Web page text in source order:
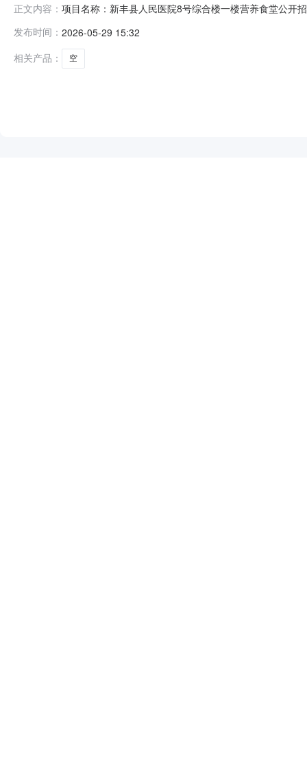
正文内容： 项目名称：新丰县人民医院8号综合楼一楼营养食堂公开
￥20,000元，租金起拍价：￥9,600元/月。拍卖方式：
发布时间： 2026-05-29 15:32
相关产品：
空